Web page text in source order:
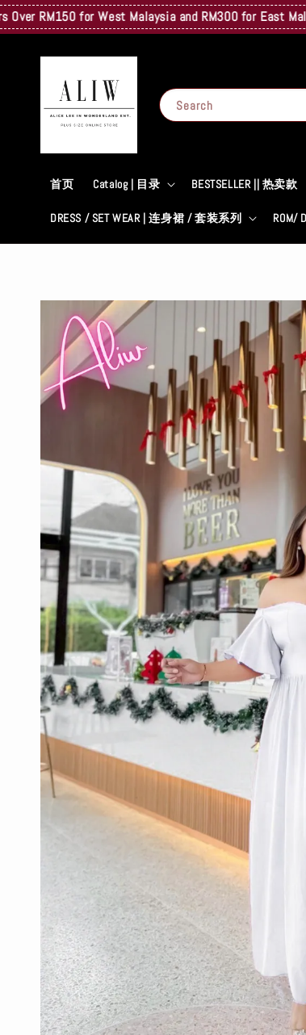
RM150 for West Malaysia and RM300 for East
Search
首页 Catalog | 目录 BESTSELLER || 热卖款
DRESS / SET WEAR | 连身裙 / 套装系列 ROM/